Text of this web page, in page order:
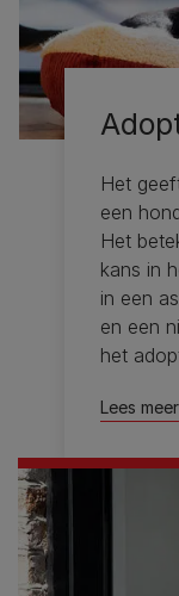
Het
een
Het
kans in
in een
en een
het
Lees meer